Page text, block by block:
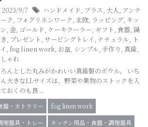
2023/9/7 ハンドメイド, ブラス, 大人, アンテ
ク, フォグリネンワーク, 北欧, ラッピング, キッ
, 金, ゴールド, ケーキクーラー, ギフト, 食器, 鍋
, プレゼント, サービングトレイ , ナチュラル, ト
, fog linen work, お盆, シンプル, 手作り , 真鍮,
ゃれ
んとした丸みがかわいい真鍮製のボウル。 いち
大きなLLサイズは、野菜や果物のストックを入
おくのも良 ...
器・カトラリー
fog linen work
理器具・トレー
キッチン用品・食器・調理器具